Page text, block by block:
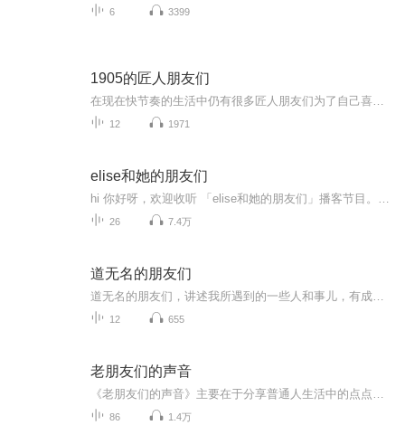
6 3399
1905的匠人朋友们
12 1971
elise和她的朋友们
26 7.4万
道无名的朋友们
12 655
老朋友们的声音
86 1.4万